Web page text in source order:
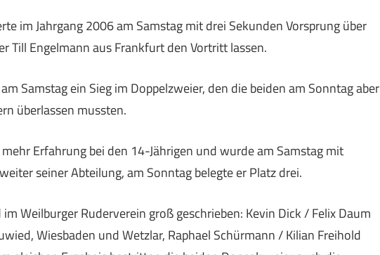
im Jahrgang 2006 am Samstag mit drei Sekunden Vorsprung über
Till Engelmann aus Frankfurt den Vortritt lassen.
Samstag ein Sieg im Doppelzweier, den die beiden am Sonntag aber
überlassen mussten.
Erfahrung bei den 14-Jährigen und wurde am Samstag mit
seiner Abteilung, am Sonntag belegte er Platz drei.
Weilburger Ruderverein groß geschrieben: Kevin Dick / Felix Daum
Wiesbaden und Wetzlar, Raphael Schürmann / Kilian Freihold